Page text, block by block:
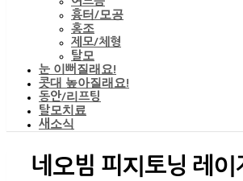
흉터/모공
홍조
제모/체형
탈모
눈 이뻐질래요!
콧대 높아질래요!
동안/리프팅
탈모치료
새소식
네오빔 피지토닝 레